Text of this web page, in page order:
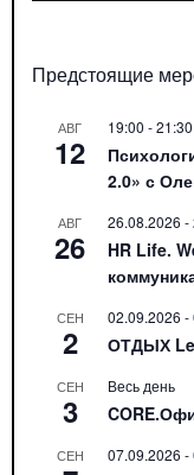
Предстоящие
АВГ
12
19:00 -21:30
2.0» с
АВГ
26
26.08.2026 -
HR Life.
СЕН
2
02.09.2026 -
ОТДЫХ
СЕН
3
Весь день
СЕН 07.09.2026 -